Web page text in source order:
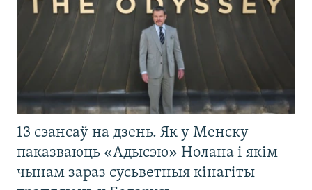
13 сэансаў на дзень. Як у Менску
паказваюць «Адысэю» Нолана і якім
чынам зараз сусьветныя кінагіты